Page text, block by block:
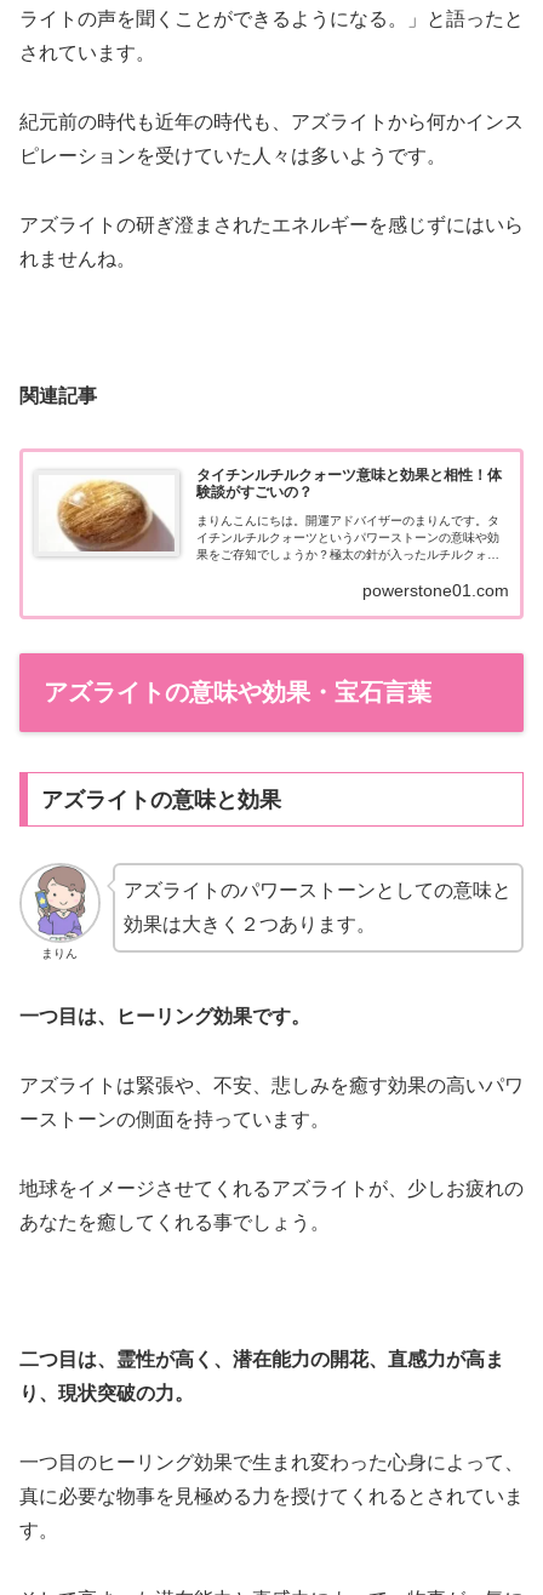
ライトの声を聞くことができるようになる。」と語ったと
されています。
紀元前の時代も近年の時代も、アズライトから何かインス
ピレーションを受けていた人々は多いようです。
アズライトの研ぎ澄まされたエネルギーを感じずにはいら
れませんね。
関連記事
タイチンルチルクォーツ意味と効果と相性！体
験談がすごいの？
まりんこんにちは。開運アドバイザーのまりんです。タ
イチンルチルクォーツというパワーストーンの意味や効
果をご存知でしょうか？極太の針が入ったルチルクォー
クしますね。「他の石との相性」や「偽物情...
powerstone01.com
アズライトの意味や効果・宝石言葉
アズライトの意味と効果
まりん
アズライトのパワーストーンとしての意味と
効果は大きく２つあります。
一つ目は、ヒーリング効果です。
アズライトは緊張や、不安、悲しみを癒す効果の高いパワ
ーストーンの側面を持っています。
地球をイメージさせてくれるアズライトが、少しお疲れの
あなたを癒してくれる事でしょう。
二つ目は、霊性が高く、潜在能力の開花、直感力が高ま
り、現状突破の力。
一つ目のヒーリング効果で生まれ変わった心身によって、
真に必要な物事を見極める力を授けてくれるとされていま
す。